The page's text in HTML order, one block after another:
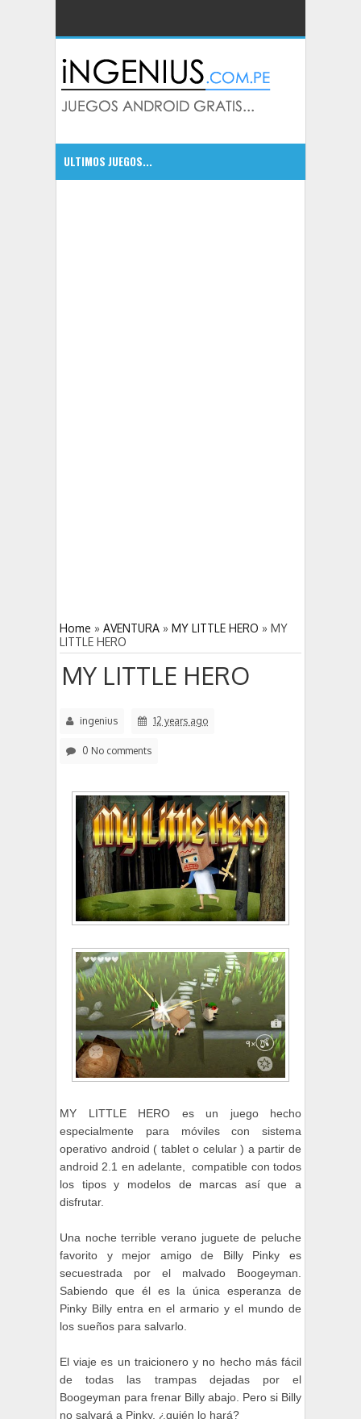
ULTIMOS JUEGOS...
Home » AVENTURA » MY LITTLE HERO » MY
LITTLE HERO
MY LITTLE HERO
ingenius 12 years ago
0 No comments
MY LITTLE HERO es un juego hecho
especialmente para móviles con sistema
operativo android ( tablet o celular ) a partir de
android 2.1 en adelante, compatible con todos
los tipos y modelos de marcas así que a
disfrutar.
Una noche terrible verano juguete de peluche
favorito y mejor amigo de Billy Pinky es
secuestrada por el malvado Boogeyman.
Sabiendo que él es la única esperanza de
Pinky Billy entra en el armario y el mundo de
los sueños para salvarlo.
El viaje es un traicionero y no hecho más fácil
de todas las trampas dejadas por el
Boogeyman para frenar Billy abajo. Pero si Billy
no salvará a Pinky, ¿quién lo hará?